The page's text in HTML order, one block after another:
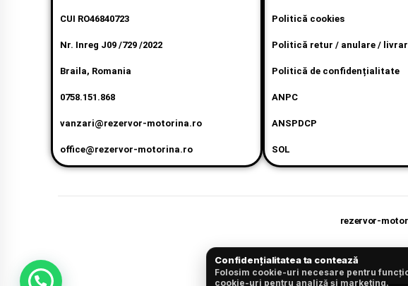
CUI RO46840723
Nr. Inreg J09 /729 /2022
Braila, Romania
0758.151.868
vanzari@rezervor-motorina.ro
office@rezervor-motorina.ro
Politică cookies
Politică retur / anulare /
Politică de confidențialitate
ANPC
ANSPDCP
SOL
rezervor-
Confidențialitatea ta contează
Folosim cookie-uri necesare pentru
cookie-uri pentru analiză și marketing.